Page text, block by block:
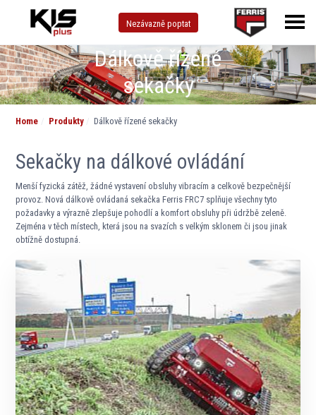
Nezávazně poptat
Dálkově řízené
sekačky
Home Produkty Dálkově řízené sekačky
Sekačky na dálkové ovládání
Menší fyzická zátěž, žádné vystavení obsluhy vibracím a celkově bezpečnější
provoz. Nová dálkově ovládaná sekačka Ferris FRC7 splňuje všechny tyto
požadavky a výrazně zlepšuje pohodlí a komfort obsluhy při údržbě zeleně.
Zejména v těch místech, která jsou na svazích s velkým sklonem či jsou jinak
obtížně dostupná.